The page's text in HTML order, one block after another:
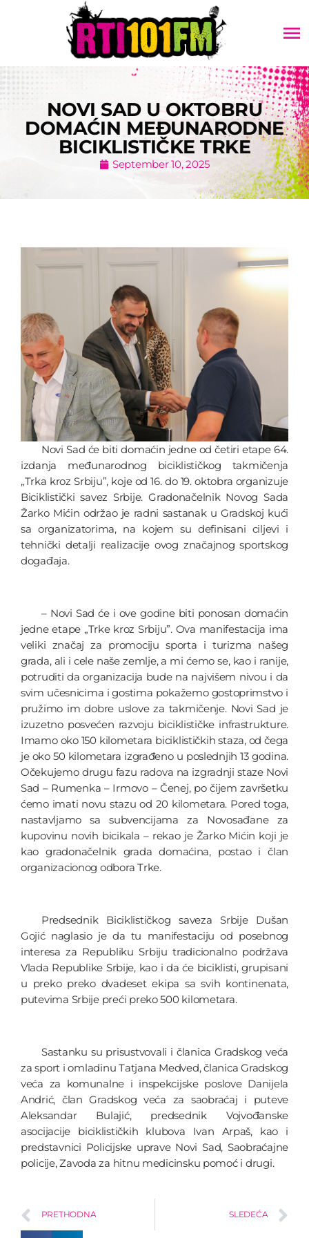
menu
NOVI SAD U OKTOBRU
DOMAĆIN MEĐUNARODNE
BICIKLISTIČKE TRKE
September 10, 2025
Novi Sad će biti domaćin jedne od četiri etape 64.
izdanja međunarodnog biciklističkog takmičenja
„Trka kroz Srbiju”, koje od 16. do 19. oktobra organizuje
Biciklistički savez Srbije. Gradonačelnik Novog Sada
Žarko Mićin održao je radni sastanak u Gradskoj kući
sa organizatorima, na kojem su definisani ciljevi i
tehnički detalji realizacije ovog značajnog sportskog
događaja.
– Novi Sad će i ove godine biti ponosan domaćin
jedne etape „Trke kroz Srbiju”. Ova manifestacija ima
veliki značaj za promociju sporta i turizma našeg
grada, ali i cele naše zemlje, a mi ćemo se, kao i ranije,
potruditi da organizacija bude na najvišem nivou i da
svim učesnicima i gostima pokažemo gostoprimstvo i
pružimo im dobre uslove za takmičenje. Novi Sad je
izuzetno posvećen razvoju biciklističke infrastrukture.
Imamo oko 150 kilometara biciklističkih staza, od čega
je oko 50 kilometara izgrađeno u poslednjih 13 godina.
Očekujemo drugu fazu radova na izgradnji staze Novi
Sad – Rumenka – Irmovo – Čenej, po čijem završetku
ćemo imati novu stazu od 20 kilometara. Pored toga,
nastavljamo sa subvencijama za Novosađane za
kupovinu novih bicikala – rekao je Žarko Mićin koji je
kao gradonačelnik grada domaćina, postao i član
organizacionog odbora Trke.
Predsednik Biciklističkog saveza Srbije Dušan
Gojić naglasio je da tu manifestaciju od posebnog
interesa za Republiku Srbiju tradicionalno podržava
Vlada Republike Srbije, kao i da će biciklisti, grupisani
u preko preko dvadeset ekipa sa svih kontinenata,
putevima Srbije preći preko 500 kilometara.
Sastanku su prisustvovali i članica Gradskog veća
za sport i omladinu Tatjana Medved, članica Gradskog
veća za komunalne i inspekcijske poslove Danijela
Andrić, član Gradskog veća za saobraćaj i puteve
Aleksandar Bulajić, predsednik Vojvođanske
asocijacije biciklističkih klubova Ivan Arpaš, kao i
predstavnici Policijske uprave Novi Sad, Saobraćajne
policije, Zavoda za hitnu medicinsku pomoć i drugi.
PRETHODNA SLEDEĆA